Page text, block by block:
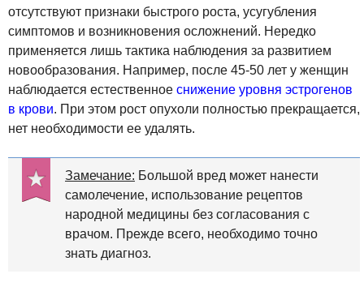
отсутствуют признаки быстрого роста, усугубления
симптомов и возникновения осложнений. Нередко
применяется лишь тактика наблюдения за развитием
новообразования. Например, после 45-50 лет у женщин
наблюдается естественное снижение уровня эстрогенов
в крови. При этом рост опухоли полностью прекращается,
нет необходимости ее удалять.
Замечание: Большой вред может нанести
самолечение, использование рецептов
народной медицины без согласования с
врачом. Прежде всего, необходимо точно
знать диагноз.